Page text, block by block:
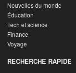
Nouvelles du monde
Éducation
Tech et science
Finance
Voyage
RECHERCHE RAPIDE